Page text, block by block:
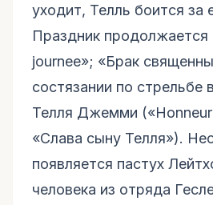
уходит, Телль боится за
Праздник продолжается
journee»; «Брак
состязании по стрельбе
Телля Джемми («Honneur
«Слава сыну Телля»).
появляется пастух
человека из отряда